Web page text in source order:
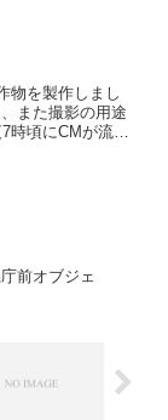
物を製作しまし
また撮影の用途
時頃にCMが流れ
前オブジェ